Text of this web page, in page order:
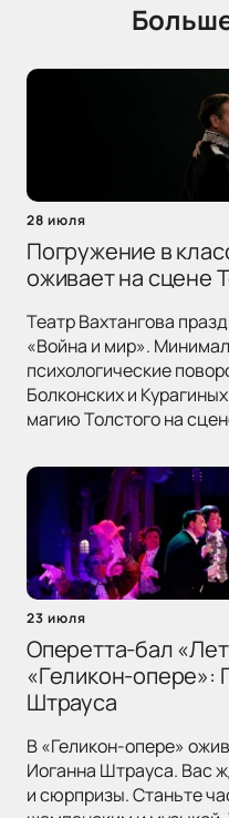
28 июля
Погружение в
оживает на сцене
Театр Вахтангова
«Война и мир».
психологические
Болконских и
магию Толстого на
23 июля
Оперетта-бал
«Геликон-опере»:
Штрауса
В «Геликон-опере»
Иоганна Штрауса. Вас
и сюрпризы. Станьте